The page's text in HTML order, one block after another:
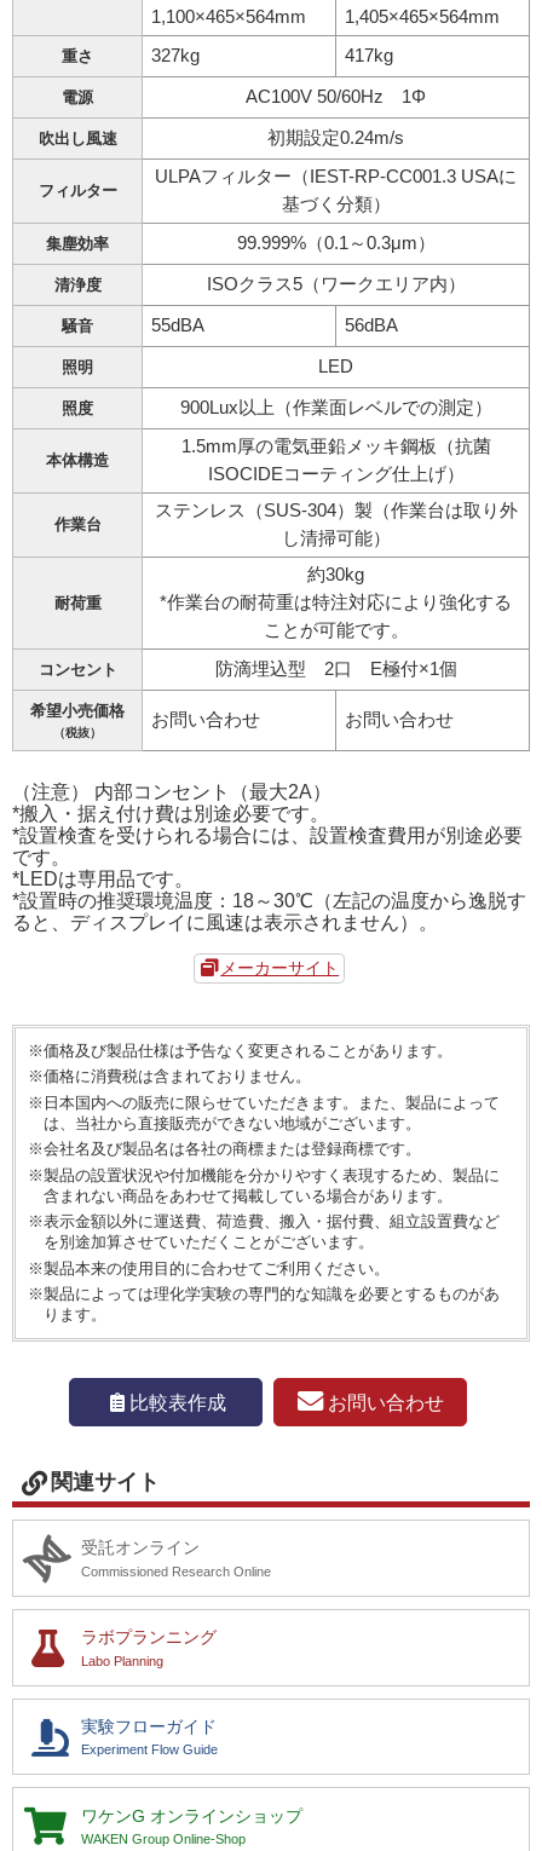
1,100×465×564mm
1,405×465×564mm
重さ 327kg 417kg
電源 AC100V 50/60Hz 1Φ
吹出し風速 初期設定0.24m/s
フィルター
ULPAフィルター（IEST-RP-CC001.3 USAに
基づく分類）
集塵効率 99.999%（0.1～0.3μm）
清浄度 ISOクラス5（ワークエリア内）
騒音 55dBA 56dBA
照明 LED
照度 900Lux以上（作業面レベルでの測定）
本体構造
1.5mm厚の電気亜鉛メッキ鋼板（抗菌
ISOCIDEコーティング仕上げ）
作業台
ステンレス（SUS-304）製（作業台は取り外
し清掃可能）
耐荷重
約30kg
*作業台の耐荷重は特注対応により強化する
ことが可能です。
コンセント 防滴埋込型 2口 E極付×1個
希望小売価格
（税抜）
お問い合わせ お問い合わせ
（注意） 内部コンセント（最大2A）
*搬入・据え付け費は別途必要です。
*設置検査を受けられる場合には、設置検査費用が別途必要
です。
*LEDは専用品です。
*設置時の推奨環境温度：18～30℃（左記の温度から逸脱す
ると、ディスプレイに風速は表示されません）。
メーカーサイト
※価格及び製品仕様は予告なく変更されることがあります。
※価格に消費税は含まれておりません。
※日本国内への販売に限らせていただきます。また、製品によって
は、当社から直接販売ができない地域がございます。
※会社名及び製品名は各社の商標または登録商標です。
※製品の設置状況や付加機能を分かりやすく表現するため、製品に
含まれない商品をあわせて掲載している場合があります。
※表示金額以外に運送費、荷造費、搬入・据付費、組立設置費など
を別途加算させていただくことがございます。
※製品本来の使用目的に合わせてご利用ください。
※製品によっては理化学実験の専門的な知識を必要とするものがあ
ります。
比較表作成 お問い合わせ
関連サイト
受託オンライン
Commissioned Research Online
ラボプランニング
Labo Planning
実験フローガイド
Experiment Flow Guide
ワケンG オンラインショップ
WAKEN Group Online-Shop